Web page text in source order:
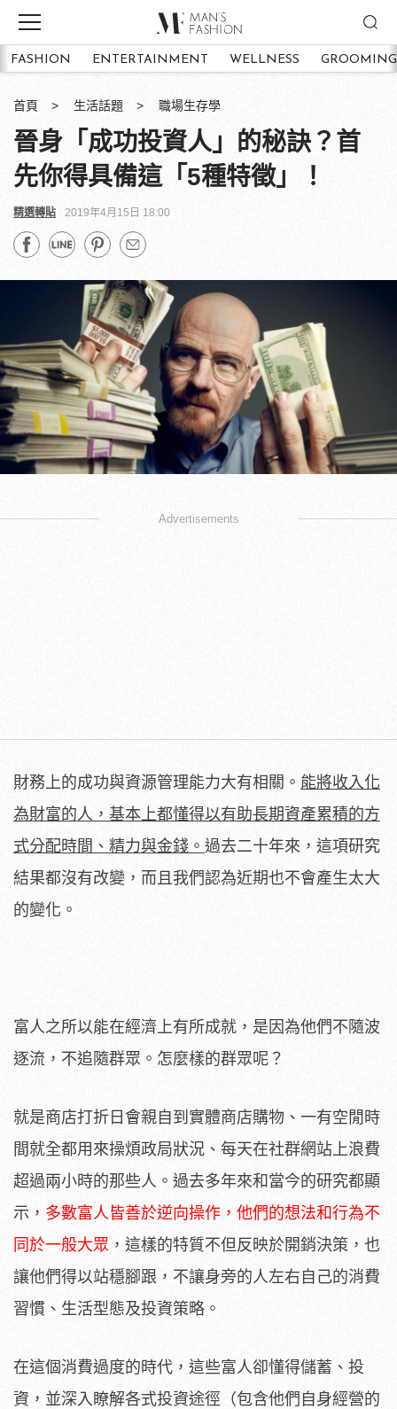
FASHION ENTERTAINMENT WELLNESS GROOMING
首頁 生活話題 職場生存學
晉身「成功投資人」的秘訣？首
先你得具備這「5種特徵」！
精選轉貼 2019年4月15日 18:00
Advertisements
財務上的成功與資源管理能力大有相關。 能將收入化
為財富的人，基本上都懂得以有助長期資產累積的方
式分配時間、精力與金錢。 過去二十年來，這項研究
結果都沒有改變，而且我們認為近期也不會產生太大
的變化。
富人之所以能在經濟上有所成就，是因為他們不隨波
逐流，不追隨群眾。怎麼樣的群眾呢？
就是商店打折日會親自到實體商店購物、一有空閒時
間就全都用來操煩政局狀況、每天在社群網站上浪費
超過兩小時的那些人。過去多年來和當今的研究都顯
示， 多數富人皆善於逆向操作，他們的想法和行為不
同於一般大眾 ，這樣的特質不但反映於開銷決策，也
讓他們得以站穩腳跟，不讓身旁的人左右自己的消費
習慣、生活型態及投資策略。
在這個消費過度的時代，這些富人卻懂得儲蓄、投
資，並深入瞭解各式投資途徑（包含他們自身經營的